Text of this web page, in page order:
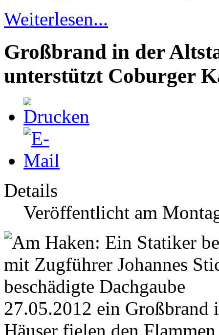
Weiterlesen...
Großbrand in der
unterstützt Coburger
Details
Veröffentlicht am
27.05.2012 ein
Häuser fielen den